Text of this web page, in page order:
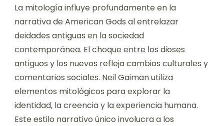
La mitología influye profundamente en la
narrativa de American Gods al entrelazar
deidades antiguas en la sociedad
contemporánea. El choque entre los dioses
antiguos y los nuevos refleja cambios culturales y
comentarios sociales. Neil Gaiman utiliza
elementos mitológicos para explorar la
identidad, la creencia y la experiencia humana.
Este estilo narrativo único involucra a los